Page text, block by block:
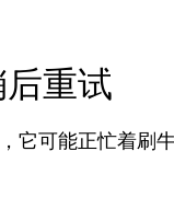
重试
它可能正忙着刷